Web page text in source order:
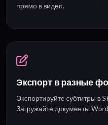
прямо в видео.
Экспорт в разные
Экспортируйте субтитры в
Загружайте документы